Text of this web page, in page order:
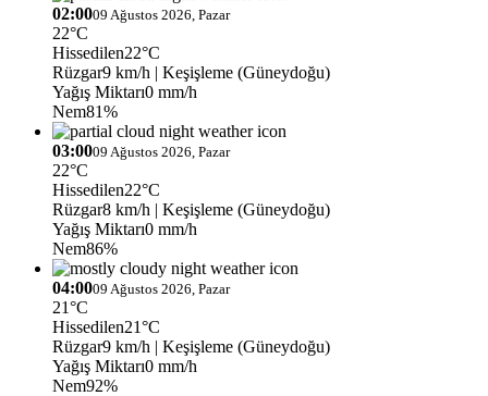
02:0009 Ağustos 2026, Pazar
22°C
Hissedilen22°C
Rüzgar9 km/h | Keşişleme (Güneydoğu)
Yağış Miktarı0 mm/h
Nem81%
03:0009 Ağustos 2026, Pazar
22°C
Hissedilen22°C
Rüzgar8 km/h | Keşişleme (Güneydoğu)
Yağış Miktarı0 mm/h
Nem86%
04:0009 Ağustos 2026, Pazar
21°C
Hissedilen21°C
Rüzgar9 km/h | Keşişleme (Güneydoğu)
Yağış Miktarı0 mm/h
Nem92%